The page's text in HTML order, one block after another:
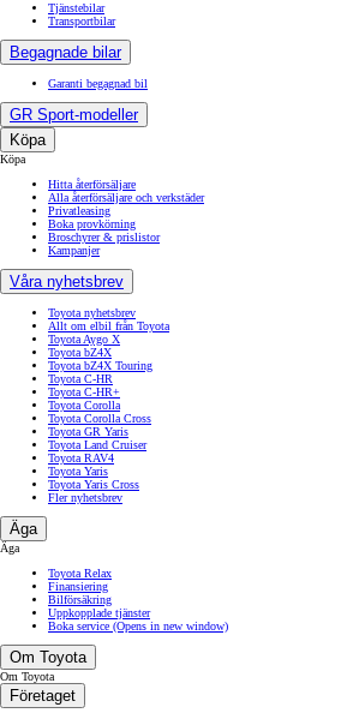
Tjänstebilar
Transportbilar
Begagnade bilar
Garanti begagnad bil
GR Sport-modeller
Köpa
Köpa
Hitta återförsäljare
Alla återförsäljare och verkstäder
Privatleasing
Boka provkörning
Broschyrer & prislistor
Kampanjer
Våra nyhetsbrev
Toyota nyhetsbrev
Allt om elbil från Toyota
Toyota Aygo X
Toyota bZ4X
Toyota bZ4X Touring
Toyota C-HR
Toyota C-HR+
Toyota Corolla
Toyota Corolla Cross
Toyota GR Yaris
Toyota Land Cruiser
Toyota RAV4
Toyota Yaris
Toyota Yaris Cross
Fler nyhetsbrev
Äga
Äga
Toyota Relax
Finansiering
Bilförsäkring
Uppkopplade tjänster
Boka service (Opens in new window)
Om Toyota
Om Toyota
Företaget